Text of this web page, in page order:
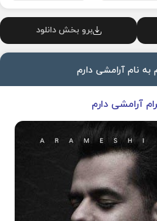
برو بخش دانلود
به نام آرامشی دارم
آرامشی دارم